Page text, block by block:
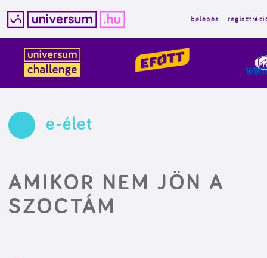
tartalomba
belépés
e-élet
AMIKOR NEM JÖN A
SZOCTÁM